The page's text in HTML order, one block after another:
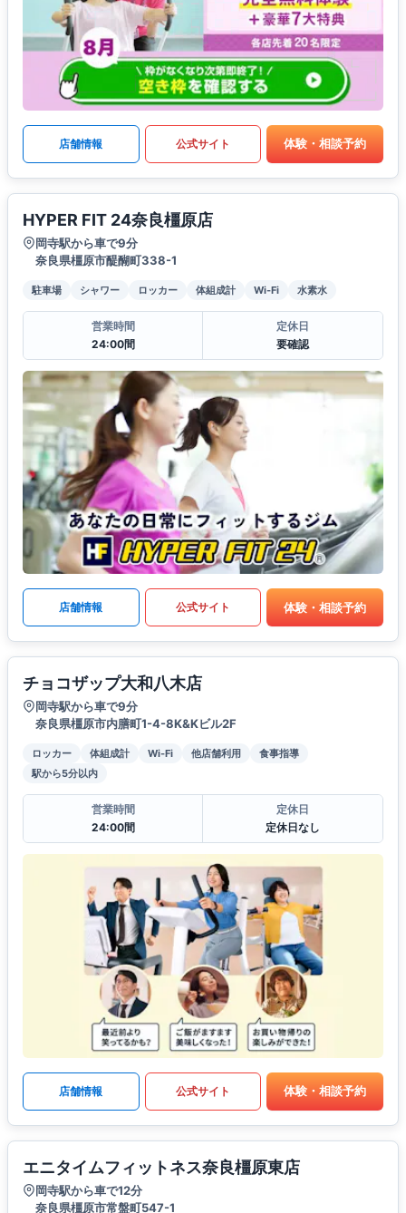
店舗情報 公式サイト 体験・相談予約
HYPER FIT 24奈良橿原店
岡寺駅から車で9分
奈良県橿原市醍醐町338-1
駐車場 シャワー ロッカー 体組成計 Wi-Fi 水素水
営業時間
24:00間
定休日
要確認
店舗情報 公式サイト 体験・相談予約
チョコザップ大和八木店
岡寺駅から車で9分
奈良県橿原市内膳町1-4-8K&Kビル2F
ロッカー 体組成計 Wi-Fi 他店舗利用
食事指導
駅から5分以内
営業時間
24:00間
定休日
定休日なし
店舗情報 公式サイト 体験・相談予約
エニタイムフィットネス奈良橿原東店
岡寺駅から車で12分
奈良県橿原市常盤町547-1